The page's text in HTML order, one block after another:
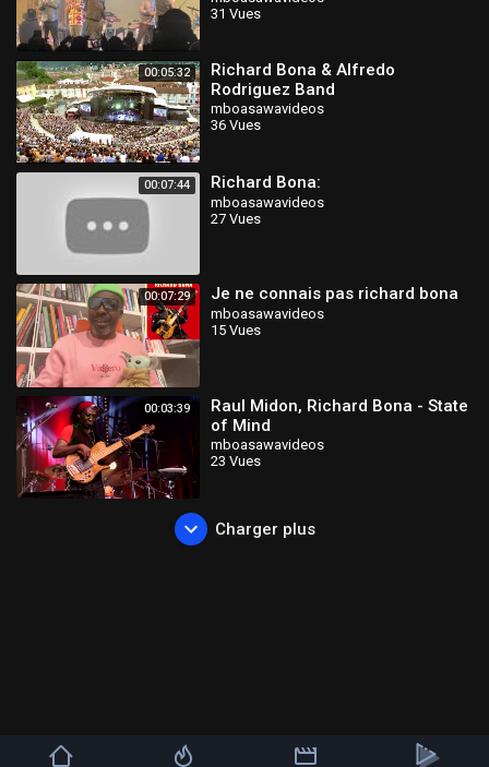
31 Vues
00:05:32
Richard Bona & Alfredo
Rodriguez Band
mboasawavideos
36 Vues
00:07:44 Richard Bona:
mboasawavideos
27 Vues
00:07:29 Je ne connais pas richard bona
mboasawavideos
15 Vues
00:03:39
Raul Midon, Richard Bona - State
of Mind
mboasawavideos
23 Vues
Charger plus